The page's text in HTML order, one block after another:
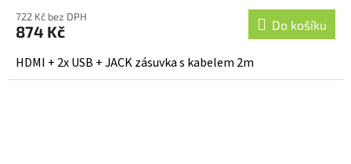
produktu
je
5,0
z
722 Kč bez DPH
874 Kč Do košíku
HDMI + 2x USB + JACK zásuvka s kabelem 2m